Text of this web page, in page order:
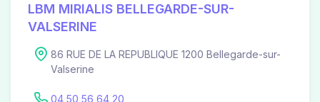
LBM MIRIALIS BELLEGARDE-SUR-
VALSERINE
86 RUE DE LA REPUBLIQUE 1200 Bellegarde-sur-
Valserine
04 50 56 64 20